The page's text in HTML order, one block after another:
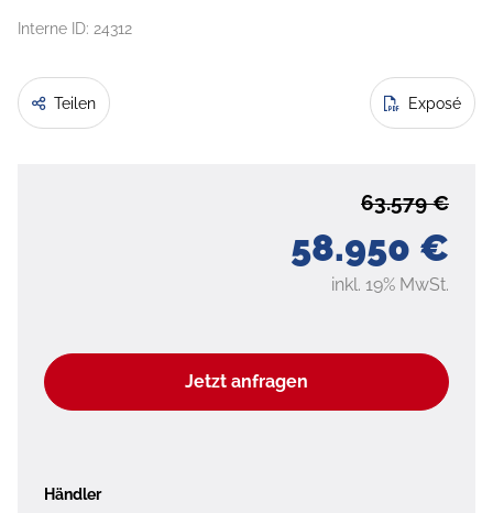
Interne ID: 24312
Teilen Exposé
58.950 €
63.579 €
inkl. 19% MwSt.
Jetzt anfragen
Händler